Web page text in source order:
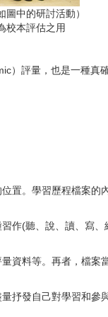
中的研討活動）
校本評估之用
）評量，也是一種真
置。學習歷程檔案
作(聽、說、讀、寫
資料等。再者，檔
抒發自己對學習和